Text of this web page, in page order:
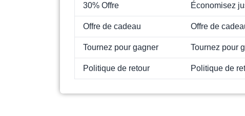
30% Offre Économisez
Offre de cadeau Offre de
Tournez pour gagner Tournez pour
Politique de retour Politique de